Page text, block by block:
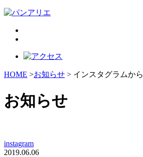
HOME >お知らせ > インスタグラムから
お知らせ
instagram
2019.06.06